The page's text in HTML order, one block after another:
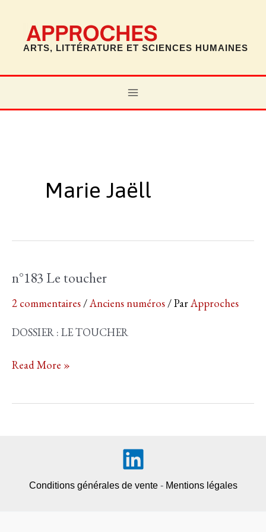
contenu
ARTS, LITTÉRATURE ET SCIENCES HUMAINES
MAIN
Marie Jaëll
n°183 Le toucher
2 commentaires/Anciens numéros/ ParApproches
DOSSIER : LE TOUCHER
n°183
Read More »
Conditions générales de vente- Mentions légales